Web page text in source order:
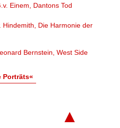
Einem, Dantons Tod
Die Harmonie der
Bernstein, West Side
Porträts«
▲